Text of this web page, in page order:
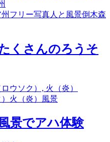
フリー写真人と風景倒木森
くさんのろうそ
火（炎） 風景
景でアハ体験